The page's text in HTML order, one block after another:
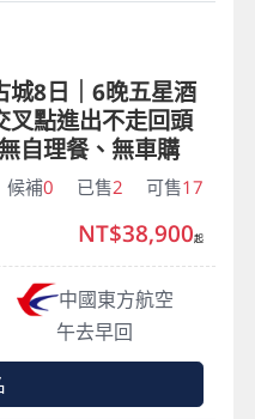
城8日｜6晚五星酒
叉點進出不走回頭
自理餐、無車購
候補0 已售2 可售17
中國東方航空
午去早回
NT$38,900起